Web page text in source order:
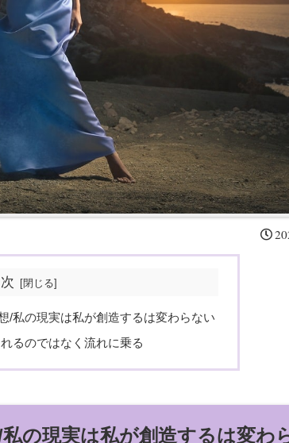
/私の現実は私が創造するは変わらない
るのではなく流れに乗る
の現実は私が創造するは変わ